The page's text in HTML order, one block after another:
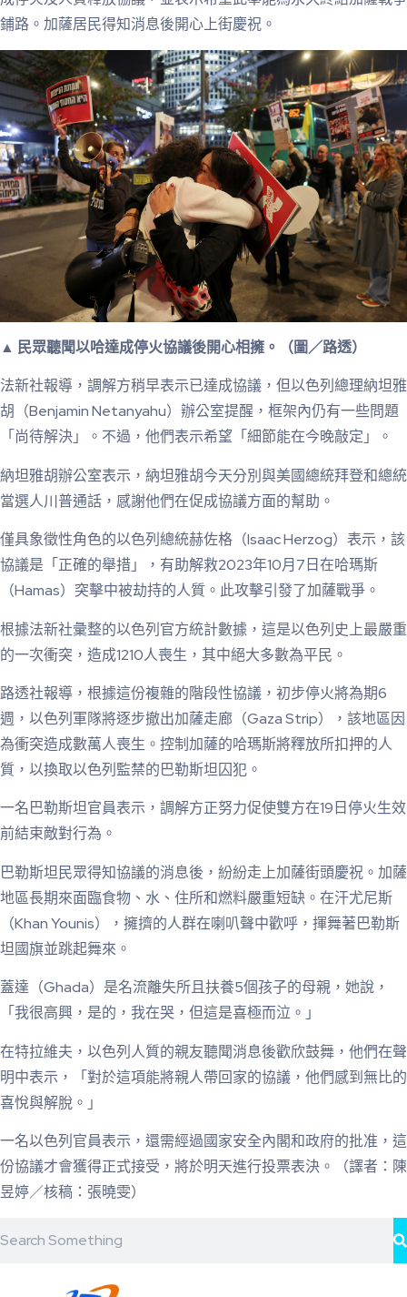
鋪路。加薩居民得知消息後開心上街慶祝。
▲ 民眾聽聞以哈達成停火協議後開心相擁。（圖／路透）
法新社報導，調解方稍早表示已達成協議，但以色列總理納坦雅
胡（Benjamin Netanyahu）辦公室提醒，框架內仍有一些問題
「尚待解決」。不過，他們表示希望「細節能在今晚敲定」。
納坦雅胡辦公室表示，納坦雅胡今天分別與美國總統拜登和總統
當選人川普通話，感謝他們在促成協議方面的幫助。
僅具象徵性角色的以色列總統赫佐格（Isaac Herzog）表示，該
協議是「正確的舉措」，有助解救2023年10月7日在哈瑪斯
（Hamas）突擊中被劫持的人質。此攻擊引發了加薩戰爭。
根據法新社彙整的以色列官方統計數據，這是以色列史上最嚴重
的一次衝突，造成1210人喪生，其中絕大多數為平民。
路透社報導，根據這份複雜的階段性協議，初步停火將為期6
週，以色列軍隊將逐步撤出加薩走廊（Gaza Strip），該地區因
為衝突造成數萬人喪生。控制加薩的哈瑪斯將釋放所扣押的人
質，以換取以色列監禁的巴勒斯坦囚犯。
一名巴勒斯坦官員表示，調解方正努力促使雙方在19日停火生效
前結束敵對行為。
巴勒斯坦民眾得知協議的消息後，紛紛走上加薩街頭慶祝。加薩
地區長期來面臨食物、水、住所和燃料嚴重短缺。在汗尤尼斯
（Khan Younis），擁擠的人群在喇叭聲中歡呼，揮舞著巴勒斯
坦國旗並跳起舞來。
蓋達（Ghada）是名流離失所且扶養5個孩子的母親，她說，
「我很高興，是的，我在哭，但這是喜極而泣。」
在特拉維夫，以色列人質的親友聽聞消息後歡欣鼓舞，他們在聲
明中表示，「對於這項能將親人帶回家的協議，他們感到無比的
喜悅與解脫。」
一名以色列官員表示，還需經過國家安全內閣和政府的批准，這
份協議才會獲得正式接受，將於明天進行投票表決。（譯者：陳
昱婷／核稿：張曉雯）